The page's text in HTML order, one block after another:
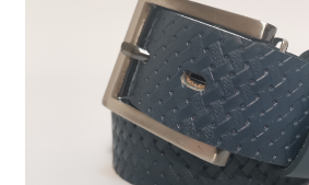
Pisabilletes